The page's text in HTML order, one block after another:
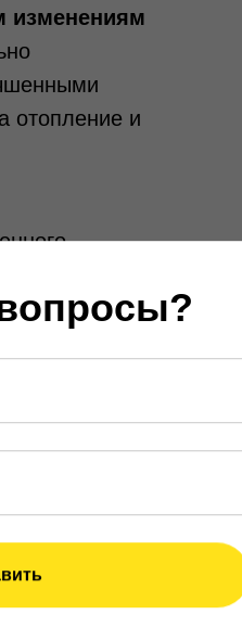
изменениям
отопление и
модульные
собирать
технологий.